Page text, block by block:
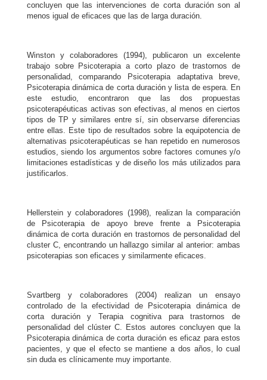
concluyen que las intervenciones de corta duración son al
menos igual de eficaces que las de larga duración.
Winston y colaboradores (1994), publicaron un excelente
trabajo sobre Psicoterapia a corto plazo de trastornos de
personalidad, comparando Psicoterapia adaptativa breve,
Psicoterapia dinámica de corta duración y lista de espera. En
este estudio, encontraron que las dos propuestas
psicoterapéuticas activas son efectivas, al menos en ciertos
tipos de TP y similares entre sí, sin observarse diferencias
entre ellas. Este tipo de resultados sobre la equipotencia de
alternativas psicoterapéuticas se han repetido en numerosos
estudios, siendo los argumentos sobre factores comunes y/o
limitaciones estadísticas y de diseño los más utilizados para
justificarlos.
Hellerstein y colaboradores (1998), realizan la comparación
de Psicoterapia de apoyo breve frente a Psicoterapia
dinámica de corta duración en trastornos de personalidad del
cluster C, encontrando un hallazgo similar al anterior: ambas
psicoterapias son eficaces y similarmente eficaces.
Svartberg y colaboradores (2004) realizan un ensayo
controlado de la efectividad de Psicoterapia dinámica de
corta duración y Terapia cognitiva para trastornos de
personalidad del clúster C. Estos autores concluyen que la
Psicoterapia dinámica de corta duración es eficaz para estos
pacientes, y que el efecto se mantiene a dos años, lo cual
sin duda es clínicamente muy importante.